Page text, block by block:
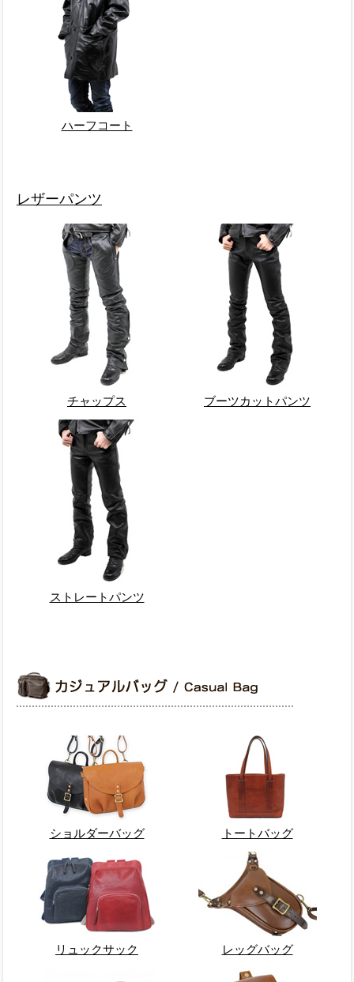
ハーフコート
レザーパンツ
チャップス ブーツカットパンツ
ストレートパンツ
ショルダーバッグ トートバッグ
リュックサック レッグバッグ